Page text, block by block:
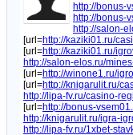
http://bonus-
http://bonus-
http://salon-
[url=http://kaziki01.ru/
[url=http://kaziki01.ru/
http://salon-elos.ru/
[url=http://winone1.ru/
[url=http://knigarulit.ru/
http://lipa-fv.ru/casino-
[url=http://bonus-
http://knigarulit.ru/igra-
http://lipa-fv.ru/1xbet-